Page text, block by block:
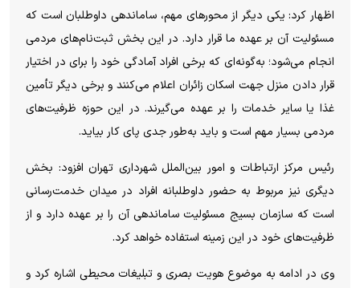
اظهار کرد: یکی دیگر از محورهای مهم، ساماندهی داوطلبان است که
مسئولیت آن بر عهده ما قرار دارد. در این بخش ثبت‌نام‌های مردمی
انجام می‌شود؛ به‌گونه‌ای که برخی افراد آمادگی خود را برای در اختیار
قرار دادن منزل جهت اسکان زائران اعلام می‌کنند و برخی دیگر تأمین
غذا یا سایر خدمات را بر عهده می‌گیرند. در این حوزه ظرفیت‌های
مردمی بسیار مهم است و باید به‌طور جدی پای کار بیاید.
رئیس مرکز ارتباطات و امور بین‌الملل شهرداری تهران افزود: بخش
دیگری نیز مربوط به حضور داوطلبانه افراد در میدان خدمت‌رسانی
است که سازمان بسیج مسئولیت ساماندهی آن را بر عهده دارد و از
ظرفیت‌های خود در این زمینه استفاده خواهد کرد.
وی در ادامه به موضوع هویت بصری و تبلیغات محیطی اشاره کرد و